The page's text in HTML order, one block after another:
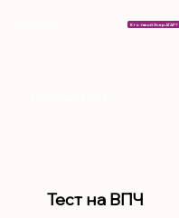
Кто такой Эсер АГАР?
Тест на ВПЧ